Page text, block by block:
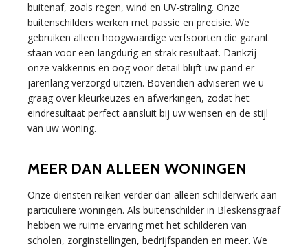
buitenaf, zoals regen, wind en UV-straling. Onze
buitenschilders werken met passie en precisie. We
gebruiken alleen hoogwaardige verfsoorten die garant
staan voor een langdurig en strak resultaat. Dankzij
onze vakkennis en oog voor detail blijft uw pand er
jarenlang verzorgd uitzien. Bovendien adviseren we u
graag over kleurkeuzes en afwerkingen, zodat het
eindresultaat perfect aansluit bij uw wensen en de stijl
van uw woning.
MEER DAN ALLEEN WONINGEN
Onze diensten reiken verder dan alleen schilderwerk aan
particuliere woningen. Als buitenschilder in Bleskensgraaf
hebben we ruime ervaring met het schilderen van
scholen, zorginstellingen, bedrijfspanden en meer. We